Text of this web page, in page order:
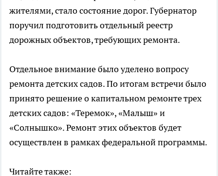
жителями, стало состояние дорог. Губернатор
поручил подготовить отдельный реестр
дорожных объектов, требующих ремонта.
Отдельное внимание было уделено вопросу
ремонта детских садов. По итогам встречи было
принято решение о капитальном ремонте трех
детских садов: «Теремок», «Малыш» и
«Солнышко». Ремонт этих объектов будет
осуществлен в рамках федеральной программы.
Читайте также: